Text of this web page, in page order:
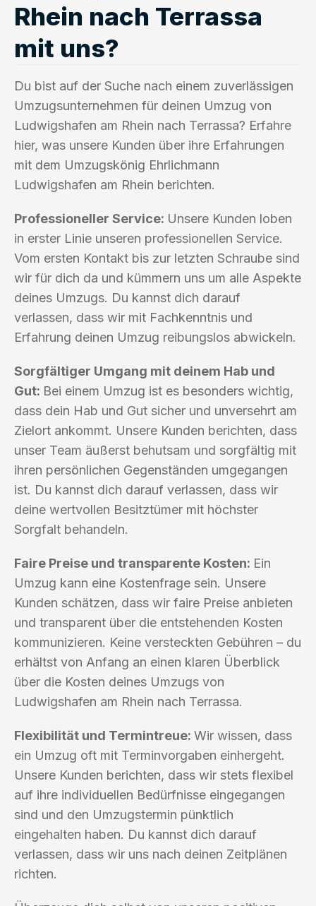
Rhein nach Terrassa
mit uns?
Du bist auf der Suche nach einem zuverlässigen
Umzugsunternehmen für deinen Umzug von
Ludwigshafen am Rhein nach Terrassa? Erfahre
hier, was unsere Kunden über ihre Erfahrungen
mit dem Umzugskönig Ehrlichmann
Ludwigshafen am Rhein berichten.
Professioneller Service: Unsere Kunden loben
in erster Linie unseren professionellen Service.
Vom ersten Kontakt bis zur letzten Schraube sind
wir für dich da und kümmern uns um alle Aspekte
deines Umzugs. Du kannst dich darauf
verlassen, dass wir mit Fachkenntnis und
Erfahrung deinen Umzug reibungslos abwickeln.
Sorgfältiger Umgang mit deinem Hab und
Gut: Bei einem Umzug ist es besonders wichtig,
dass dein Hab und Gut sicher und unversehrt am
Zielort ankommt. Unsere Kunden berichten, dass
unser Team äußerst behutsam und sorgfältig mit
ihren persönlichen Gegenständen umgegangen
ist. Du kannst dich darauf verlassen, dass wir
deine wertvollen Besitztümer mit höchster
Sorgfalt behandeln.
Faire Preise und transparente Kosten: Ein
Umzug kann eine Kostenfrage sein. Unsere
Kunden schätzen, dass wir faire Preise anbieten
und transparent über die entstehenden Kosten
kommunizieren. Keine versteckten Gebühren – du
erhältst von Anfang an einen klaren Überblick
über die Kosten deines Umzugs von
Ludwigshafen am Rhein nach Terrassa.
Flexibilität und Termintreue: Wir wissen, dass
ein Umzug oft mit Terminvorgaben einhergeht.
Unsere Kunden berichten, dass wir stets flexibel
auf ihre individuellen Bedürfnisse eingegangen
sind und den Umzugstermin pünktlich
eingehalten haben. Du kannst dich darauf
verlassen, dass wir uns nach deinen Zeitplänen
richten.